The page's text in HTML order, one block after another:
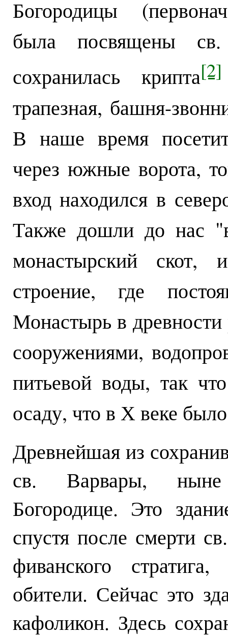
Богородицы
была посвящены
сохранилась крипта[2]
трапезная, башня-
В наше время
через южные ворота,
вход находился в
Также дошли до нас
монастырский скот,
строение, где
Монастырь в
сооружениями,
питьевой воды, так
осаду, что в Х веке
Древнейшая из
св. Варвары, ныне
Богородице. Это
спустя после смерти
фиванского стратига,
обители. Сейчас это
кафоликон. Здесь